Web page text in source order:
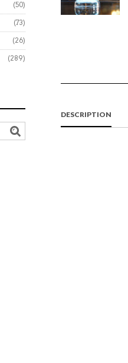
DESCRIPTION
(50)
(73)
(26)
(289)